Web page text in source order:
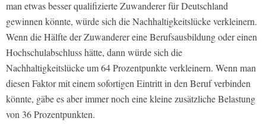
man etwas besser qualifizierte Zuwanderer für Deutschland
gewinnen könnte, würde sich die Nachhaltigkeitslücke verkleinern.
Wenn die Hälfte der Zuwanderer eine Berufsausbildung oder einen
Hochschulabschluss hätte, dann würde sich die
Nachhaltigkeitslücke um 64 Prozentpunkte verkleinern. Wenn man
diesen Faktor mit einem sofortigen Eintritt in den Beruf verbinden
könnte, gäbe es aber immer noch eine kleine zusätzliche Belastung
von 36 Prozentpunkten.